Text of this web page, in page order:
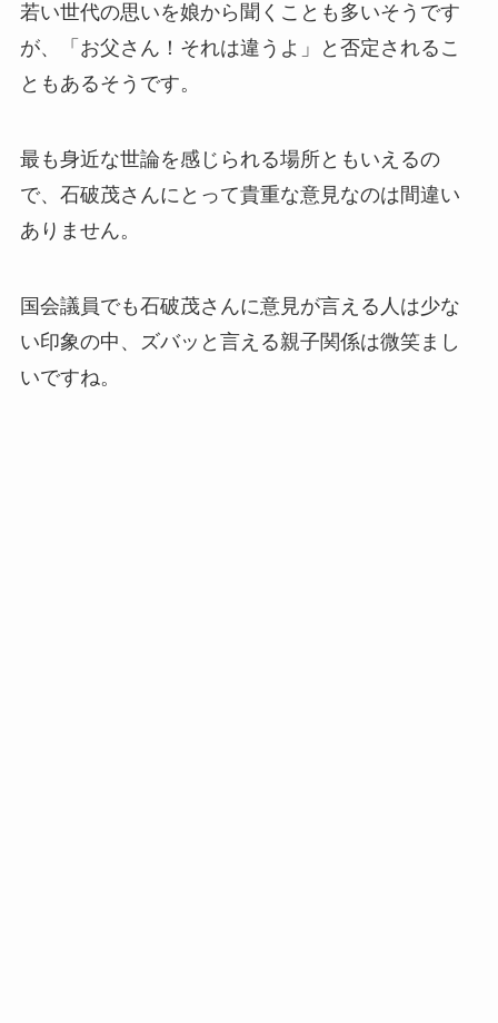
若い世代の思いを娘から聞くことも多いそうです
が、「お父さん！それは違うよ」と否定されるこ
ともあるそうです。
最も身近な世論を感じられる場所ともいえるの
で、石破茂さんにとって貴重な意見なのは間違い
ありません。
国会議員でも石破茂さんに意見が言える人は少な
い印象の中、ズバッと言える親子関係は微笑まし
いですね。